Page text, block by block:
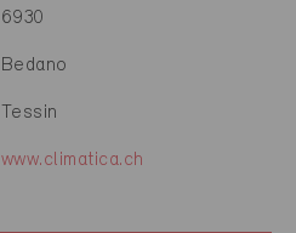
6930
Bedano
Tessin
www.climatica.ch